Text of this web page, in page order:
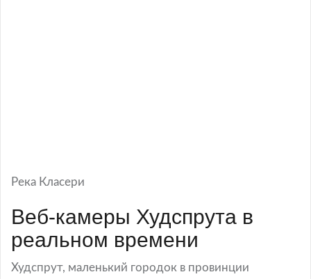
Река Класери
Веб-камеры Худспрута в
реальном времени
Худспрут, маленький городок в провинции